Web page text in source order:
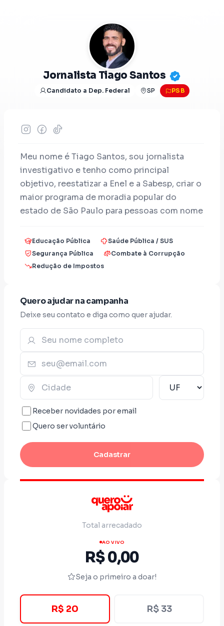
Jornalista Tiago Santos
Candidato a Dep. Federal SP PSB
Meu nome é Tiago Santos, sou jornalista
investigativo e tenho como principal
objetivo, reestatizar a Enel e a Sabesp, criar o
maior programa de moradia popular do
estado de São Paulo para pessoas com nome
espalhadas nos bairros.
Educação Pública
Saúde Pública / SUS
Segurança Pública
Combate à Corrupção
Redução de Impostos
Quero ajudar na campanha
Deixe seu contato e diga como quer ajudar.
Receber novidades por email
Quero ser voluntário
Cadastrar
Total arrecadado
AO VIVO
R$ 0,00
Seja o primeiro a doar!
R$ 20 R$ 33